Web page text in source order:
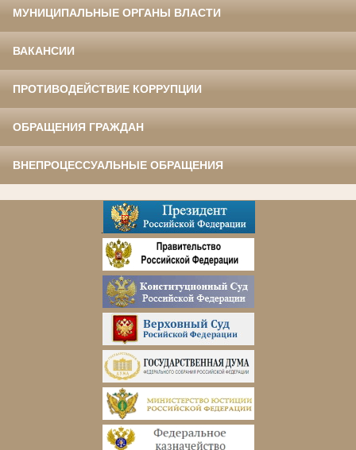
МУНИЦИПАЛЬНЫЕ ОРГАНЫ ВЛАСТИ
ВАКАНСИИ
ПРОТИВОДЕЙСТВИЕ КОРРУПЦИИ
ОБРАЩЕНИЯ ГРАЖДАН
ВНЕПРОЦЕССУАЛЬНЫЕ ОБРАЩЕНИЯ
.